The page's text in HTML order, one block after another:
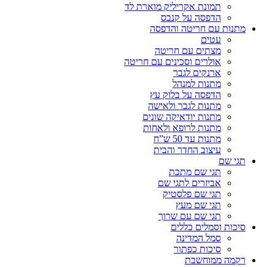
תמונת אקריליק מוארת לד
הדפסה על קנבס
מתנות עם חריטה והדפסה
עטים
מצתים עם חריטה
אולרים וסכינים עם חריטה
ארנקים לגבר
מתנות למנהל
הדפסה על בלוק עץ
מתנות לגבר ולאישה
מתנות יודאיקה שונים
מתנות לרופא ולאחות
מתנות עד 50 ש”ח
עיצוב החדר והבית
תגי שם
תגי שם מתכת
אביזרים לתגי שם
תגי שם פלסטיק
תגי שם מעץ
תגי שם עם שרוך
סיכות וסמלים כללים
סמל המדינה
סיכות כפתור
רקמה ממוחשבת